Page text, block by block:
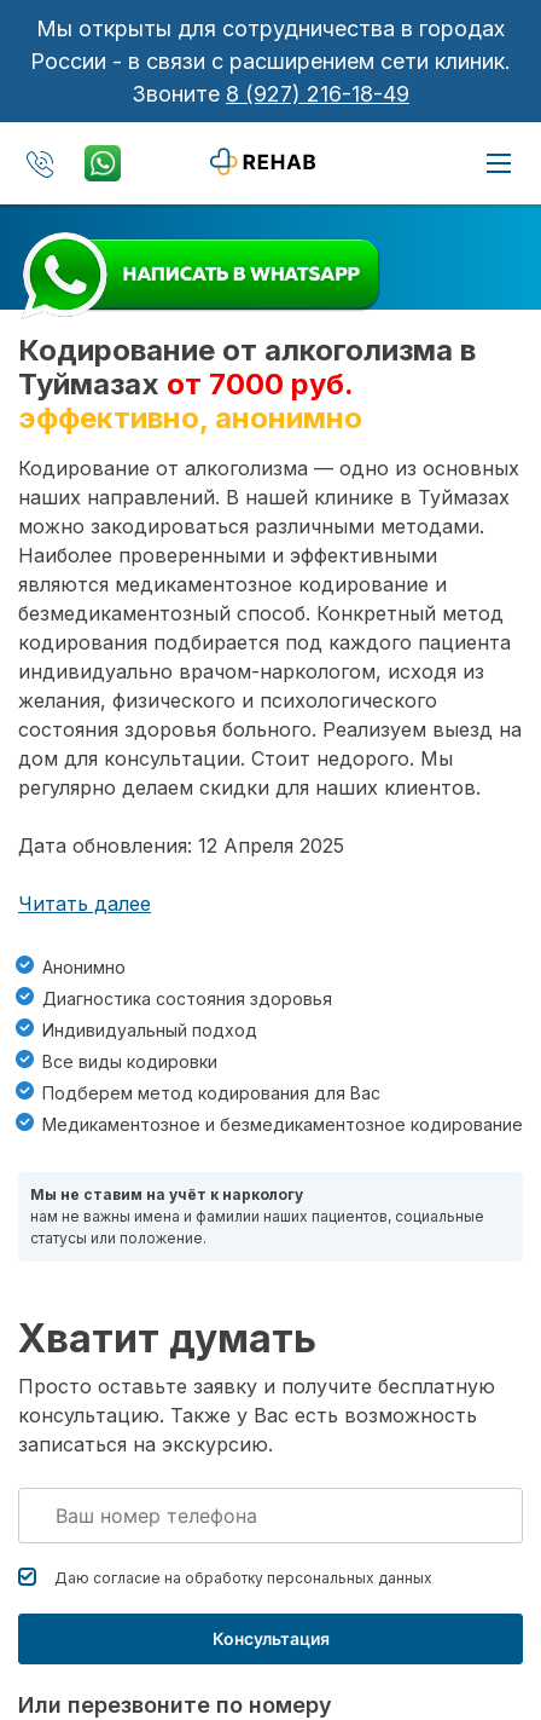
Мы открыты для сотрудничества в городах
России - в связи с расширением сети клиник.
Звоните 8 (927) 216-18-49
Кодирование от алкоголизма в
Туймазах от 7000 руб.
эффективно, анонимно
Кодирование от алкоголизма — одно из основных
наших направлений. В нашей клинике в Туймазах
можно закодироваться различными методами.
Наиболее проверенными и эффективными
являются медикаментозное кодирование и
безмедикаментозный способ. Конкретный метод
кодирования подбирается под каждого пациента
индивидуально врачом-наркологом, исходя из
желания, физического и психологического
состояния здоровья больного. Реализуем выезд на
дом для консультации. Стоит недорого. Мы
регулярно делаем скидки для наших клиентов.
Дата обновления: 12 Апреля 2025
Читать далее
Анонимно
Диагностика состояния здоровья
Индивидуальный подход
Все виды кодировки
Подберем метод кодирования для Вас
Медикаментозное и безмедикаментозное кодирование
Мы не ставим на учёт к наркологу
нам не важны имена и фамилии наших пациентов, социальные
статусы или положение.
Хватит думать
Просто оставьте заявку и получите бесплатную
консультацию. Также у Вас есть возможность
записаться на экскурсию.
Даю согласие на обработку персональных данных
Консультация
Или перезвоните по номеру